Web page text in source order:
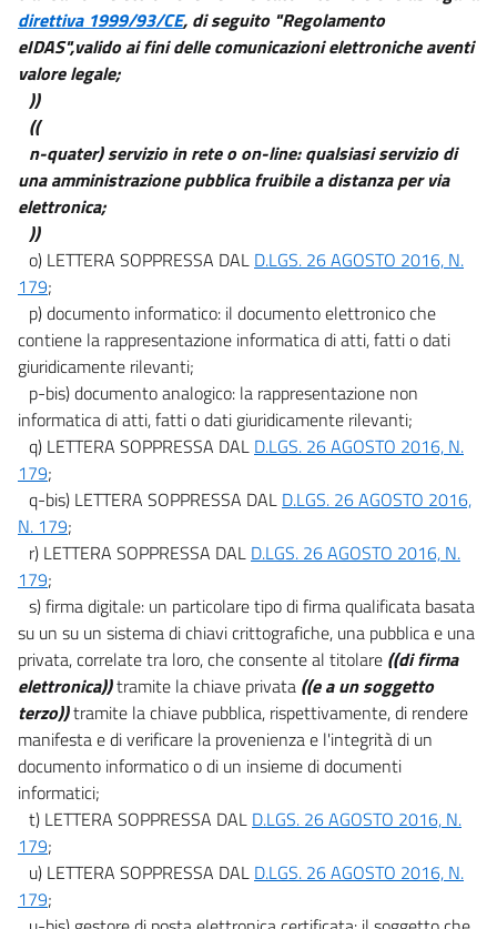
84
85
((Capo IX))
DISPOSIZIONI TRANSITORIE FINALI E ABROGAZIONI
88
89
91
92
direttiva 1999/93/CE, di seguito "Regolamento
eIDAS",valido ai fini delle comunicazioni elettroniche aventi
valore legale;
))
((
n-quater) servizio in rete o on-line: qualsiasi servizio di
una amministrazione pubblica fruibile a distanza per via
elettronica;
))
o) LETTERA SOPPRESSA DAL D.LGS. 26 AGOSTO 2016, N.
179;
p) documento informatico: il documento elettronico che
contiene la rappresentazione informatica di atti, fatti o dati
giuridicamente rilevanti;
p-bis) documento analogico: la rappresentazione non
informatica di atti, fatti o dati giuridicamente rilevanti;
q) LETTERA SOPPRESSA DAL D.LGS. 26 AGOSTO 2016, N.
179;
q-bis) LETTERA SOPPRESSA DAL D.LGS. 26 AGOSTO 2016,
N. 179;
r) LETTERA SOPPRESSA DAL D.LGS. 26 AGOSTO 2016, N.
179;
s) firma digitale: un particolare tipo di firma qualificata basata
su un su un sistema di chiavi crittografiche, una pubblica e una
privata, correlate tra loro, che consente al titolare ((di firma
elettronica))tramite la chiave privata ((e a un soggetto
terzo))tramite la chiave pubblica, rispettivamente, di rendere
manifesta e di verificare la provenienza e l'integrità di un
documento informatico o di un insieme di documenti
informatici;
t) LETTERA SOPPRESSA DAL D.LGS. 26 AGOSTO 2016, N.
179;
u) LETTERA SOPPRESSA DAL D.LGS. 26 AGOSTO 2016, N.
179;